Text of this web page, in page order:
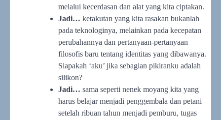
melalui kecerdasan dan alat yang kita ciptakan.
Jadi… ketakutan yang kita rasakan bukanlah
pada teknologinya, melainkan pada kecepatan
perubahannya dan pertanyaan-pertanyaan
filosofis baru tentang identitas yang dibawanya.
Siapakah ‘aku’ jika sebagian pikiranku adalah
silikon?
Jadi… sama seperti nenek moyang kita yang
harus belajar menjadi penggembala dan petani
setelah ribuan tahun menjadi pemburu, tugas